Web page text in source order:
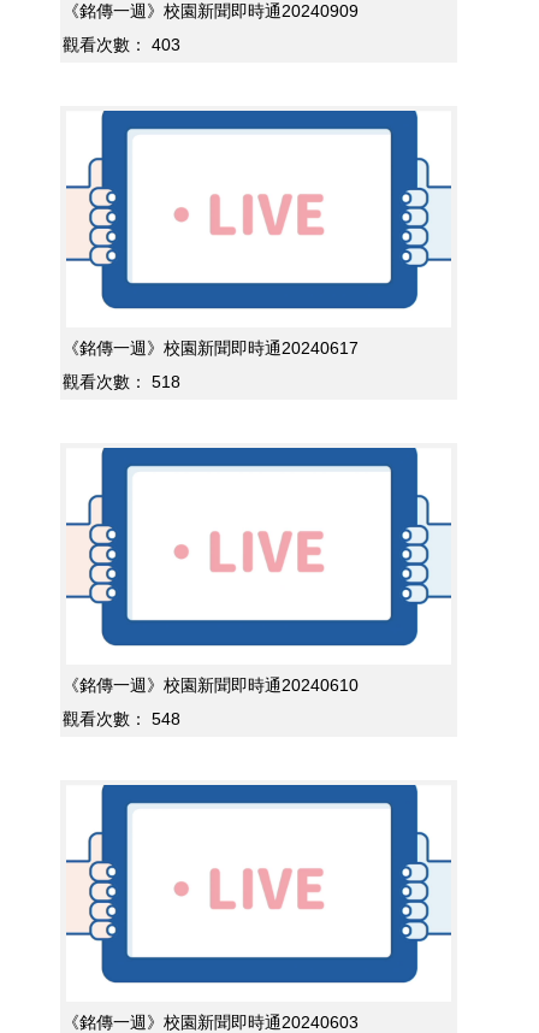
《銘傳一週》校園新聞即時通20240909
觀看次數：
403
《銘傳一週》校園新聞即時通20240617
觀看次數：
518
《銘傳一週》校園新聞即時通20240610
觀看次數：
548
《銘傳一週》校園新聞即時通20240603